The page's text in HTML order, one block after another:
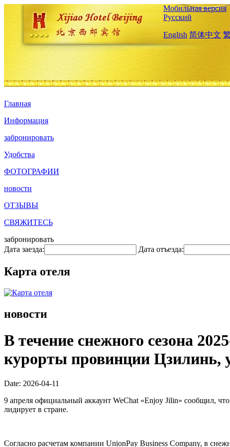
Мобильная версия
Русский
English 简体中文
Главная
Информация
забронировать
Удобства
ФОТОГРАФИИ
новости
ОТЗЫВЫ
СВЯЖИТЕСЬ
забронировать
Дата заезда:
Дата отъезда:
Карта отеля
новости
В течение снежного сезона
курорты провинции Цзилинь,
Date: 2026-04-11
9 апреля официальный аккаунт WeChat «Enjoy Jilin» сообщил,
лидирует в стране.
Согласно расчетам компании UnionPay Business Company, в